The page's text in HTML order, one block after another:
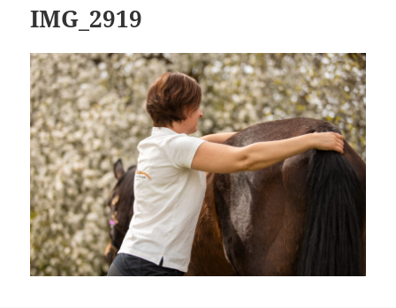
IMG_2919